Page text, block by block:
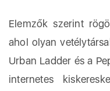
Elemzők szerint
ahol olyan
Urban Ladder és a
internetes